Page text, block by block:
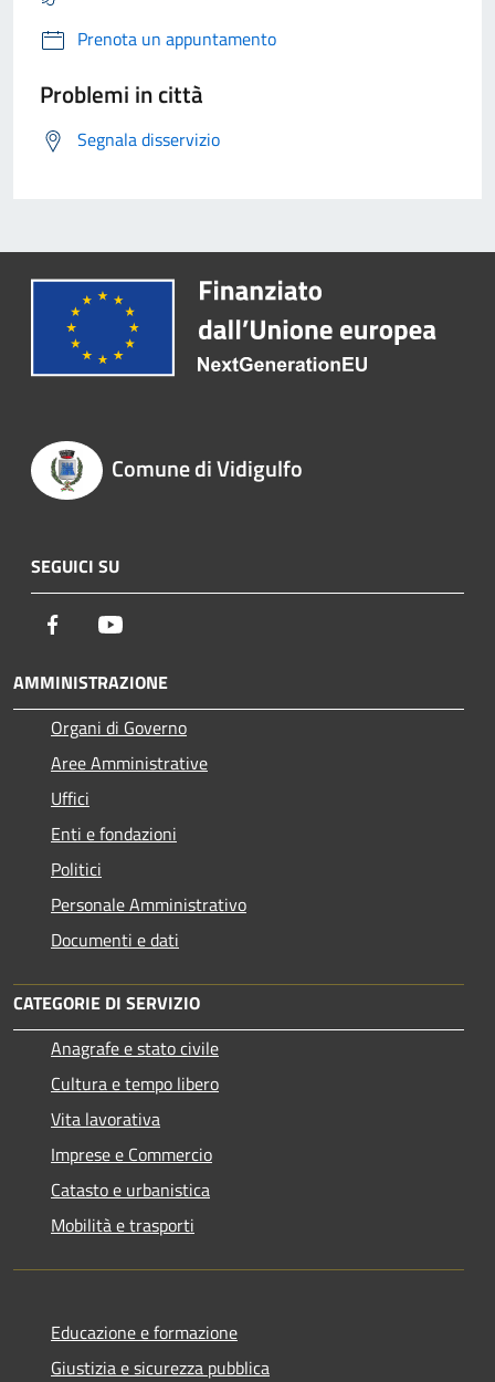
Prenota un appuntamento
Problemi in città
Segnala disservizio
Comune di Vidigulfo
SEGUICI SU
Facebook
AMMINISTRAZIONE
Organi di Governo
Aree Amministrative
Uffici
Enti e fondazioni
Politici
Personale Amministrativo
Documenti e dati
CATEGORIE DI SERVIZIO
Anagrafe e stato civile
Cultura e tempo libero
Vita lavorativa
Imprese e Commercio
Catasto e urbanistica
Mobilità e trasporti
Educazione e formazione
Giustizia e sicurezza pubblica